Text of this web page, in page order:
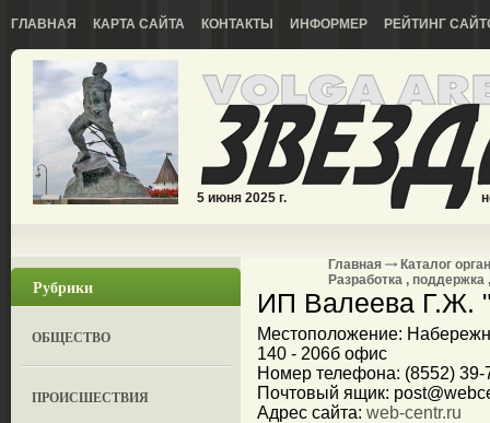
ГЛАВНАЯ КАРТА САЙТА КОНТАКТЫ ИНФОРМЕР РЕЙТИНГ
5 июня 2025 г.
Рубрики
ОБЩЕСТВО
ПРОИСШЕСТВИЯ
Главная
Каталог
Разработка ,
ИП Валеева Г.Ж.
Местоположение:
140 - 206б офис
Номер телефона: (8552) 39-
Почтовый ящик:
Адрес сайта: web-centr.ru